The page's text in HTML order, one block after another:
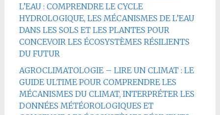
L’EAU : COMPRENDRE LE CYCLE
HYDROLOGIQUE, LES MÉCANISMES DE L’EAU
DANS LES SOLS ET LES PLANTES POUR
CONCEVOIR LES ÉCOSYSTÈMES RÉSILIENTS
DU FUTUR
AGROCLIMATOLOGIE – LIRE UN CLIMAT : LE
GUIDE ULTIME POUR COMPRENDRE LES
MÉCANISMES DU CLIMAT, INTERPRÉTER LES
DONNÉES MÉTÉOROLOGIQUES ET